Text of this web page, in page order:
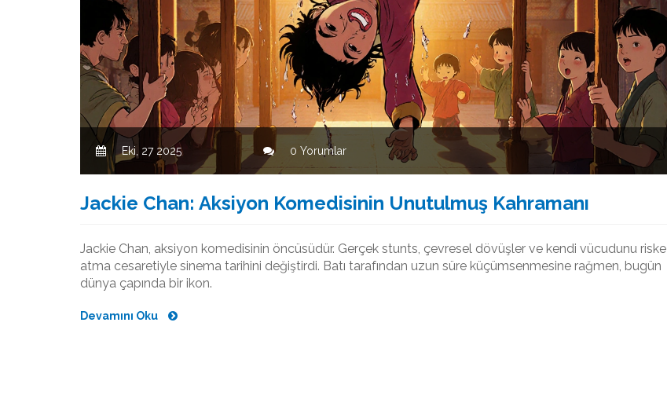
Eki, 27 2025 0 Yorumlar
Jackie Chan: Aksiyon Komedisinin Unutulmuş Kahramanı
Jackie Chan, aksiyon komedisinin öncüsüdür. Gerçek stunts, çevresel dövüşler ve kendi vücudunu riske
atma cesaretiyle sinema tarihini değiştirdi. Batı tarafından uzun süre küçümsenmesine rağmen, bugün
dünya çapında bir ikon.
Devamını Oku